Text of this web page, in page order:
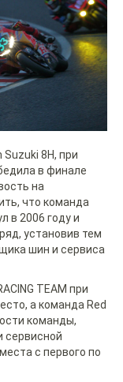
8H, при
в финале
на
что команда
в 2006 году и
установив тем
шин и сервиса
TEAM при
а команда Red
команды,
сервисной
с первого по